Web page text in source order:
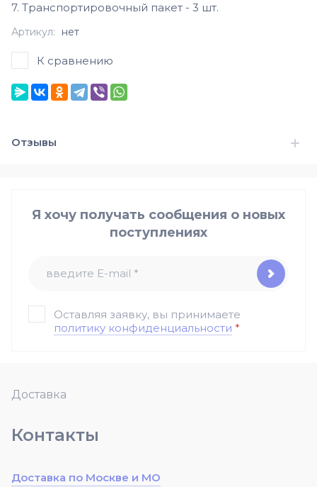
7. Транспортировочный пакет - 3 шт.
Артикул: нет
К сравнению
Отзывы
Доставка
Контакты
Доставка по Москве и МО
Я хочу получать сообщения о новых
поступлениях
Оставляя заявку, вы принимаете
политику конфиденциальности *